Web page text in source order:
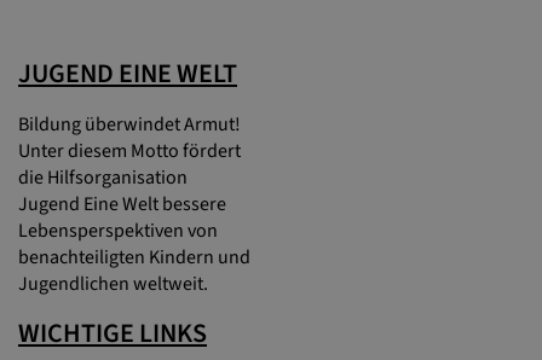
JUGEND EINE WELT
Bildung überwindet Armut!
Unter diesem Motto fördert
die Hilfsorganisation
Jugend Eine Welt bessere
Lebensperspektiven von
benachteiligten Kindern und
Jugendlichen weltweit.
WICHTIGE LINKS